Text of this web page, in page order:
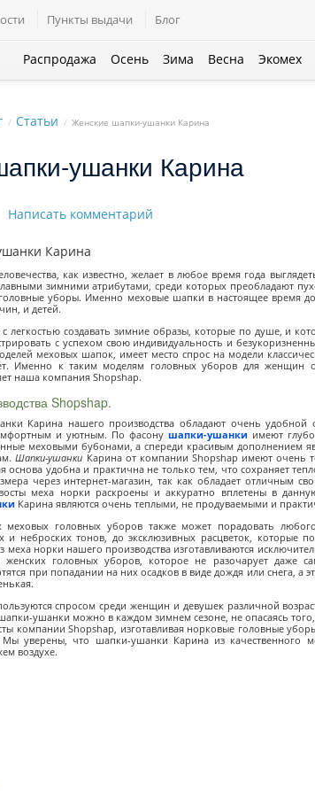
Пункты выдачи Блог
Распродажа Осень Зима Весна Экомех
Статьи Женские шапки-ушанки Карина
ушанки Карина
Написать комментарий
как известно, желает в любое время года
зимними атрибутами, среди которых преобладают
уборы. Именно меховые шапки в настоящее время
и детей.
легкостью создавать зимние образы, которые по душе, и
с успехом свою индивидуальность и
меховых шапок, имеет место спрос на модели
Именно к таким моделям головных уборов для женщин
наша компания Shopshap.
Shopshap.
Карина нашего производства обладают очень
и уютным. По фасону шапки-ушанки имеют
меховыми бубонами, а спереди красивым дополнением
Шапки-ушанки Карина от компании Shopshap имеют очень
основа удобна и практична не только тем, что сохраняет
через интернет-магазин, так как обладает отличным
меха норки раскроены и аккуратно вплетены в
Карина являются очень теплыми, не продуваемыми и
меховых головных уборов также может порадовать
и неброских тонов, до эксклюзивных расцветок,
норки нашего производства изготавливаются
женских головных уборов, которое не разочарует даже
при попадании на них осадков в виде дождя или снега,
спросом среди женщин и девушек различной
ушанки можно в каждом зимнем сезоне, не опасаясь
компании Shopshap, изготавливая норковые головные
уверены, что шапки-ушанки Карина из качественного
воздухе.